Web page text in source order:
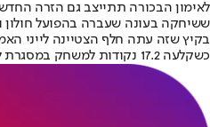
ששיחקה בעונה שעברה בהפועל
בקיץ שזה עתה חלף הצטיינה לייני
כשקלעה 17.2 נקודות למשחק במסגרת ליגת ה-WNBA.